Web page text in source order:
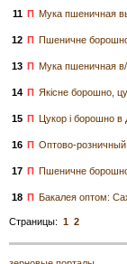
11 П Мука пшеничная
12 П Пшеничне борошно
13 П Мука пшеничная в/
14 П Якісне борошно,
15 П Цукор і борошно в
16 П Оптово-розничный
17 П Пшеничне борошно
18 П Бакалея оптом:
Страницы: 1 2